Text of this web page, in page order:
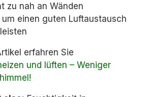
zu nah an Wänden
einen guten Luftaustausch
erfahren Sie
und lüften – Weniger